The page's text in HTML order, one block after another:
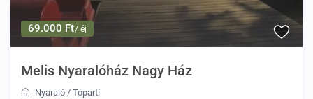
69.000 Ft/ éj
Melis Nyaralóház Nagy Ház
Nyaraló /Tóparti